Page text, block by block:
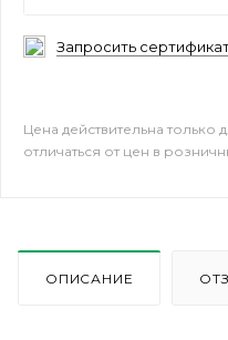
Запросить
Цена действительна только
отличаться от цен в
ОПИСАНИЕ